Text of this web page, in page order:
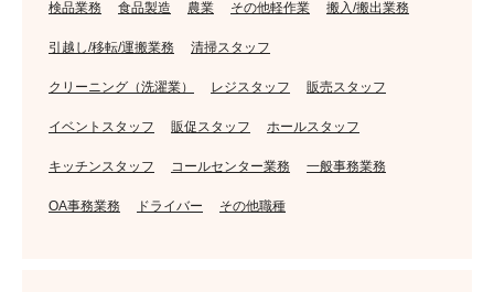
検品業務 食品製造 農業 その他軽作業 搬入/搬出業務
引越し/移転/運搬業務 清掃スタッフ
クリーニング（洗濯業） レジスタッフ 販売スタッフ
イベントスタッフ 販促スタッフ ホールスタッフ
キッチンスタッフ コールセンター業務 一般事務業務
OA事務業務 ドライバー その他職種